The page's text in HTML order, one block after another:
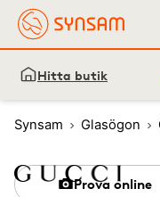
Hitta butik
Synsam Glasögon
Prova online